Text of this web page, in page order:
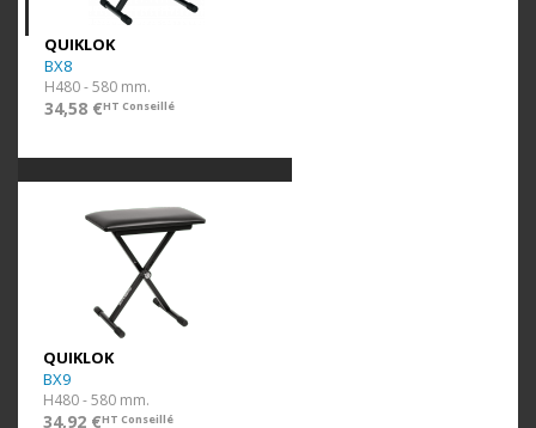
QUIKLOK
BX8
H480 - 580 mm.
34,58 €HT Conseillé
QUIKLOK
BX9
H480 - 580 mm.
34,92 €HT Conseillé